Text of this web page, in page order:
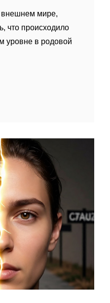
внешнем мире,
что происходило
уровне в родовой